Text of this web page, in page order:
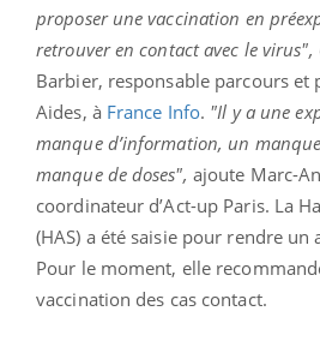
proposer une vaccination en
retrouver en contact avec le virus",
Barbier, responsable parcours et
Aides, à France Info. "Il y a une
manque d’information, un
manque de doses", ajoute Marc-
coordinateur d’Act-up Paris. La
(HAS) a été saisie pour rendre un
Pour le moment, elle
vaccination des cas contact.